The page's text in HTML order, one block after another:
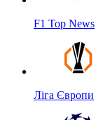
F1 Top News
Ліга Європи